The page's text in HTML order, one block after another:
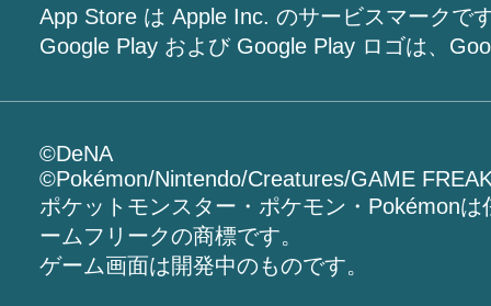
App Store は Apple Inc. のサービスマークで
Google Play および Google Play ロゴは、
©DeNA
©Pokémon/Nintendo/Creatures/GAME
ポケットモンスター・ポケモン・Pokémon
ームフリークの商標です。
ゲーム画面は開発中のものです。